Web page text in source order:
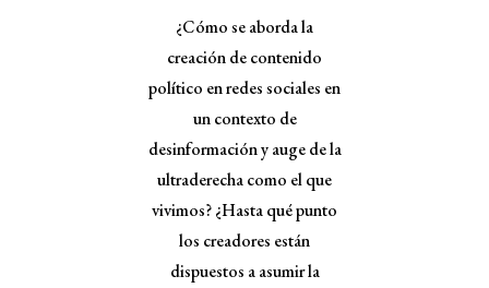
¿Cómo se aborda la
creación de contenido
político en redes sociales en
un contexto de
desinformación y auge de la
ultraderecha como el que
vivimos? ¿Hasta qué punto
los creadores están
dispuestos a asumir la